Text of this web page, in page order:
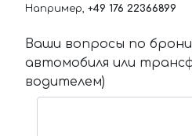
Например, +49 176 22366899
Ваши вопросы по
автомобиля или
водителем)